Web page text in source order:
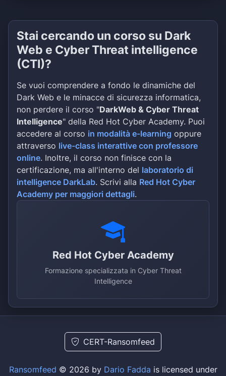
Stai cercando un corso su Dark
Web e Cyber Threat intelligence
(CTI)?
Se vuoi comprendere a fondo le dinamiche del
Dark Web e le minacce di sicurezza informatica,
non perdere il corso "DarkWeb & Cyber Threat
Intelligence" della Red Hot Cyber Academy. Puoi
accedere al corso in modalità e-learning oppure
attraverso live-class interattive con professore
online. Inoltre, il corso non finisce con la
certificazione, ma all'interno del laboratorio di
intelligence DarkLab. Scrivi alla Red Hot Cyber
Academy per maggiori dettagli.
Red Hot Cyber Academy
Formazione specializzata in Cyber Threat
Intelligence
CERT-Ransomfeed
Ransomfeed © 2026 by Dario Fadda is licensed under